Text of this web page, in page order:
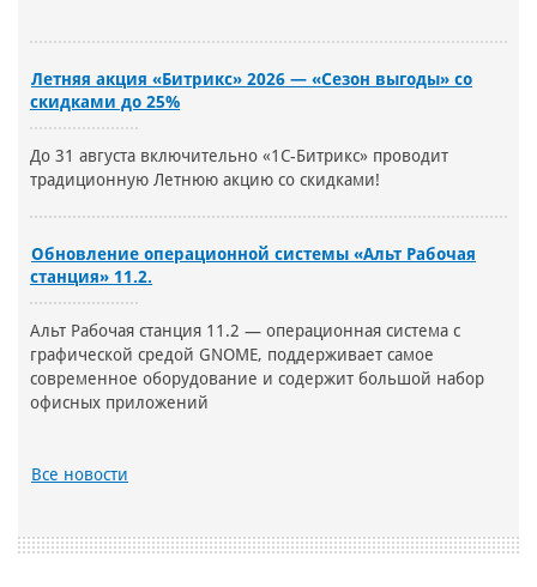
Летняя акция «Битрикс» 2026 — «Сезон выгоды» со
скидками до 25%
До 31 августа включительно «1С-Битрикс» проводит
традиционную Летнюю акцию со скидками!
Обновление операционной системы «Альт Рабочая
станция» 11.2.
Альт Рабочая станция 11.2 — операционная система с
графической средой GNOME, поддерживает самое
современное оборудование и содержит большой набор
офисных приложений
Все новости